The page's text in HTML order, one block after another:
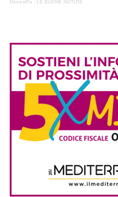
DiocesiPa · LE BUONE NOTIZIE